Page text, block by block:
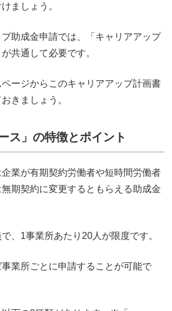
ましょう。
助成金申請では、「キャリアアップ
共通して必要です。
ージからこのキャリアアップ計画書
きましょう。
ス」の特徴とポイント
企業が有期契約労働者や短時間労働者
期契約に変更するともらえる助成金
、1事業所あたり20人が限度です。
業所ごとに申請することが可能で